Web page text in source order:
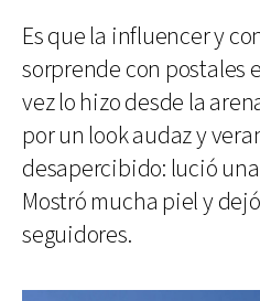
Es que la influencer y
sorprende con postales
vez lo hizo desde la
por un look audaz y
desapercibido: lució
Mostró mucha piel y
seguidores.